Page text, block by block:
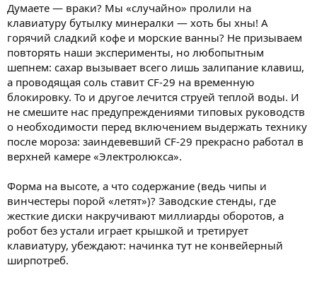
Думаете — враки? Мы «случайно» пролили на
клавиатуру бутылку минералки — хоть бы хны! А
горячий сладкий кофе и морские ванны? Не призываем
повторять наши эксперименты, но любопытным
шепнем: сахар вызывает всего лишь залипание клавиш,
а проводящая соль ставит CF-29 на временную
блокировку. То и другое лечится струей теплой воды. И
не смешите нас предупреждениями типовых руководств
о необходимости перед включением выдержать технику
после мороза: заиндевевший CF-29 прекрасно работал в
верхней камере «Электролюкса».
Форма на высоте, а что содержание (ведь чипы и
винчестеры порой «летят»)? Заводские стенды, где
жесткие диски накручивают миллиарды оборотов, а
робот без устали играет крышкой и третирует
клавиатуру, убеждают: начинка тут не конвейерный
ширпотреб.